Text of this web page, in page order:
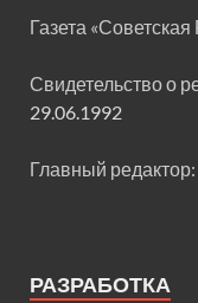
Газета «Советская
Свидетельство о
29.06.1992
Главный
РАЗРАБОТКА